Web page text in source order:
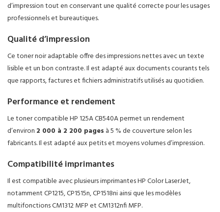
d’impression tout en conservant une qualité correcte pour les usages
professionnels et bureautiques.
Qualité d’impression
Ce toner noir adaptable offre des impressions nettes avec un texte
lisible et un bon contraste. Il est adapté aux documents courants tels
que rapports, factures et fichiers administratifs utilisés au quotidien.
Performance et rendement
Le toner compatible HP 125A CB540A permet un rendement
d’environ 2 000 à 2 200 pages à 5 % de couverture selon les
fabricants. Il est adapté aux petits et moyens volumes d’impression.
Compatibilité imprimantes
Il est compatible avec plusieurs imprimantes HP Color LaserJet,
notamment CP1215, CP1515n, CP1518ni ainsi que les modèles
multifonctions CM1312 MFP et CM1312nfi MFP.